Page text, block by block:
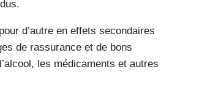
d’autre en effets secondaires
de rassurance et de bons
les médicaments et autres